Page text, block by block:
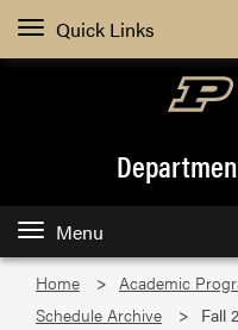
Quick Links
Menu
Home Academic
Schedule Archive
Fall